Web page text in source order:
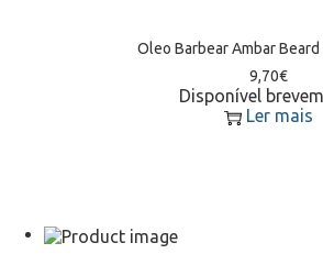
Oleo Barbear Ambar
9,70€
Disponível
Ler mais